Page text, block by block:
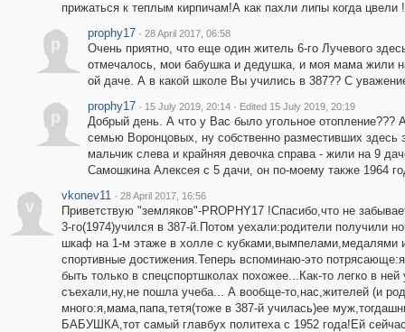
прижаться к теплым кирпичам!А как пахли липы когда цвели
p
prophy17 · 28 April 2017, 06:58
Очень приятно, что еще один житель 6-го Лучевого
отмечалось, мои бабушка и дедушка, и моя мама жили
ой даче. А в какой школе Вы учились в 387?? С
p
prophy17 · 15 July 2019, 20:14 · Edited 15 July 2019, 20:19
Добрый день. А что у Вас было угольное отопление???
семью Воронцовых, ну собственно разместивших
мальчик слева и крайняя девочка справа - жили на 9
Самошкина Алексея с 5 дачи, он по-моему также 1964
v
vkonev11 · 28 April 2017, 16:56
Приветствую "земляков"-PROPHY17 !Спасибо,что не
3-го(1974)учился в 387-й.Потом уехали:родители получили
шкаф на 1-м этаже в холле с кубками,вымпелами,медалями
спортивные достижения.Теперь вспоминаю-это
быть только в спецспортшколах похожее...Как-то легко в
съехали,ну,не пошла учеба... А вообще-то,нас,жителей (и
много:я,мама,папа,тетя(тоже в 387-й училась)ее
БАБУШКА,тот самый главбух политеха с 1952 года!Ей